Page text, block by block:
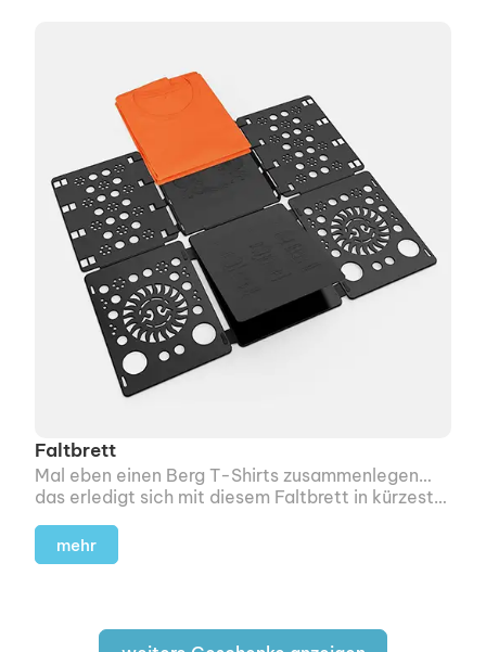
Faltbrett
Mal eben einen Berg T-Shirts zusammenlegen…
das erledigt sich mit diesem Faltbrett in kürzester
mehr